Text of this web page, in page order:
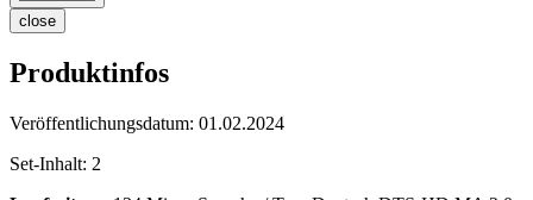
close
Produktinfos
Veröffentlichungsdatum: 01.02.2024
Set-Inhalt: 2